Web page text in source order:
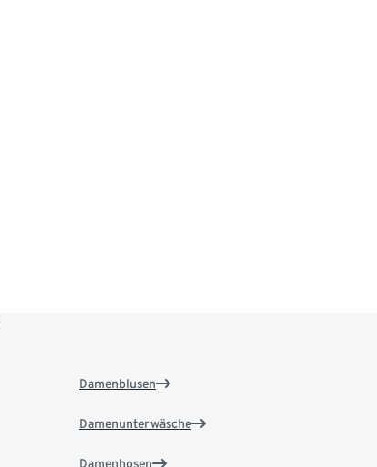
Damenblusen
Damenunterwäsche
Damenhosen